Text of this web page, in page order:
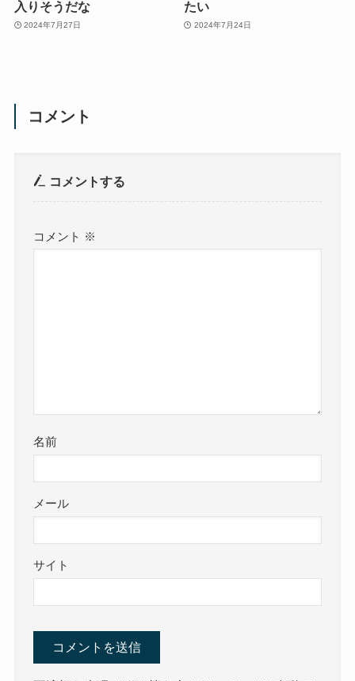
入りそうだな
2024年7月27日
たい
2024年7月24日
コメント
コメントする
コメント ※
名前
メール
サイト